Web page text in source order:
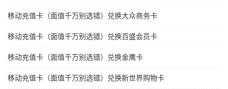
移动充值卡（面值千万别选错）兑换大众商务卡
移动充值卡（面值千万别选错）兑换百盛会员卡
移动充值卡（面值千万别选错）兑换金鹰卡
移动充值卡（面值千万别选错）兑换新世界购物卡